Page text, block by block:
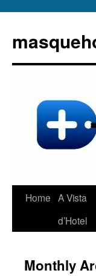
Home A Vista
d’Hotel
Monthly